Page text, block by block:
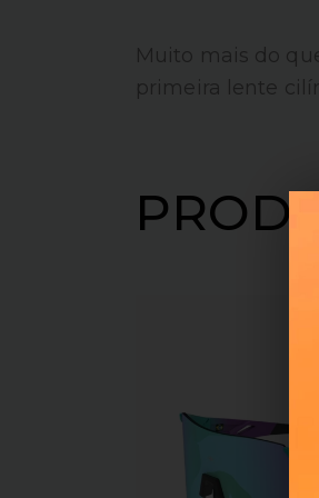
Muito mais do
primeira lente